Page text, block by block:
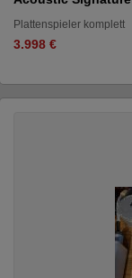
Plattenspieler komplett
3.998 €